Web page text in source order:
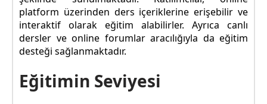
platform üzerinden ders içeriklerine erişebilir ve
interaktif olarak eğitim alabilirler. Ayrıca canlı
dersler ve online forumlar aracılığıyla da eğitim
desteği sağlanmaktadır.
Eğitimin Seviyesi